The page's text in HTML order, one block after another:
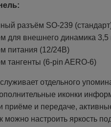
разъём SO-239
для внешнего динамика
питания (12/24В)
тангенты (6-pin AERO-6)
отдельного
иконки
приёме и передаче,
можно настроить яркость